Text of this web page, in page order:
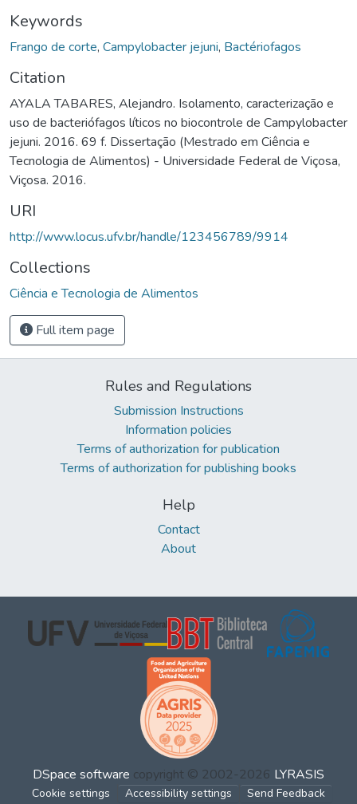
Keywords
Frango de corte, Campylobacter jejuni, Bactériofagos
Citation
AYALA TABARES, Alejandro. Isolamento, caracterização e
uso de bacteriófagos líticos no biocontrole de Campylobacter
jejuni. 2016. 69 f. Dissertação (Mestrado em Ciência e
Tecnologia de Alimentos) - Universidade Federal de Viçosa,
Viçosa. 2016.
URI
http://www.locus.ufv.br/handle/123456789/9914
Collections
Ciência e Tecnologia de Alimentos
Full item page
Rules and Regulations
Submission Instructions
Information policies
Terms of authorization for publication
Terms of authorization for publishing books
Help
Contact
About
DSpace software copyright © 2002-2026 LYRASIS
Cookie settings Accessibility settings Send Feedback